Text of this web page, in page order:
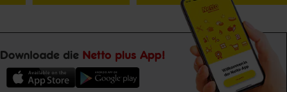
Downloade die Netto plus App!